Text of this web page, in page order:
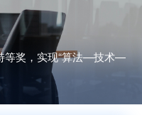
等奖，实现“算法—技术—